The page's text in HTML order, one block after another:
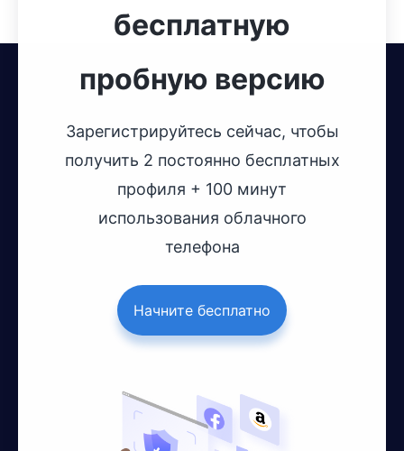
бесплатную
пробную версию
Зарегистрируйтесь сейчас, чтобы
получить 2 постоянно бесплатных
профиля + 100 минут
использования облачного
телефона
Начните бесплатно